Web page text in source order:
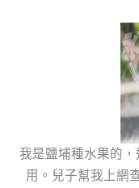
我是鹽埔種水果的
用。兒子幫我上網